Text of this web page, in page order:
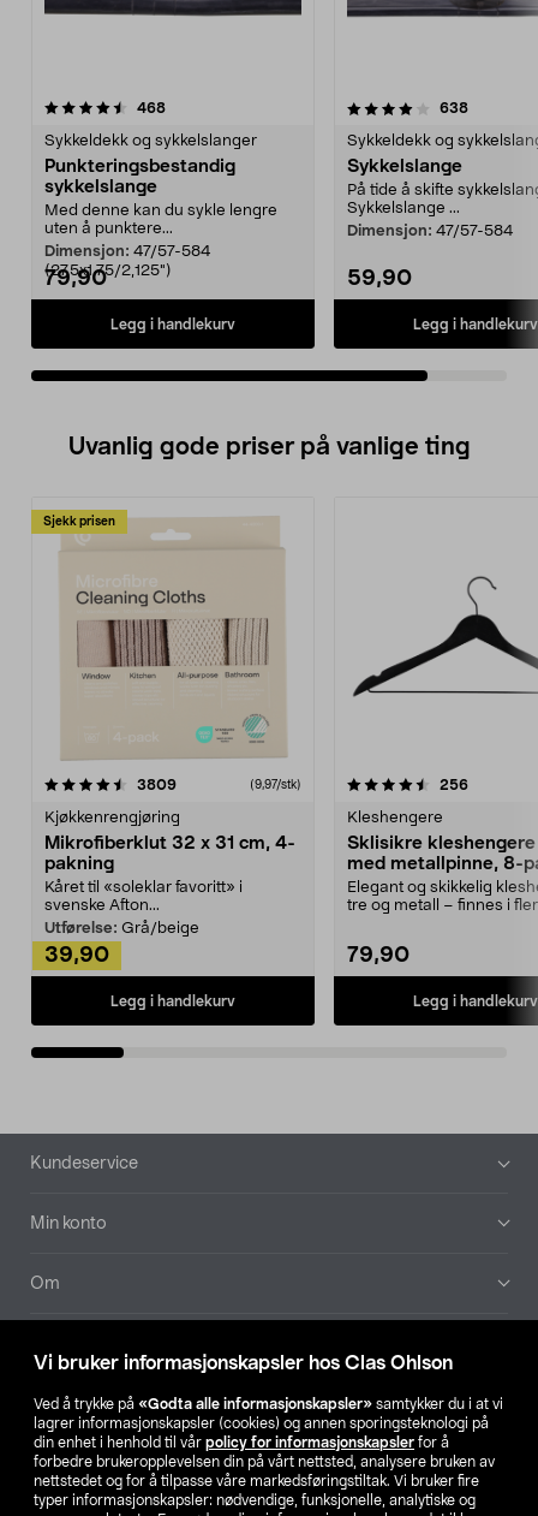
Vi bruker informasjonskapsler hos Clas Ohlson
Ved å trykke på «Godta alle informasjonskapsler» samtykker du i at vi
lagrer informasjonskapsler (cookies) og annen sporingsteknologi på
din enhet i henhold til vår policy for informasjonskapsler for å
forbedre brukeropplevelsen din på vårt nettsted, analysere bruken av
nettstedet og for å tilpasse våre markedsføringstiltak. Vi bruker fire
typer informasjonskapsler: nødvendige, funksjonelle, analytiske og
468anmeldelser
Sykkeldekk og sykkelslanger
Punkteringsbestandig
sykkelslange
Med denne kan du sykle lengre
uten å punktere...
Dimensjon: 47/57-584
(27,5x1,75/2,125")
79,90
Legg i handlekurv
4.0av 5 stjerner 638
Sykkeldekk og
Sykkelslange
På tide å skifte
Sykkelslange ...
Dimensjon: 47/57-584
59,90
Legg i handlekurv
Uvanlig gode priser på vanlige ting
Sjekk prisen
3809anmeldelser(9,97/stk)
Kjøkkenrengjøring
Mikrofiberklut 32 x 31 cm, 4-
pakning
Kåret til «soleklar favoritt» i
svenske Afton...
Utførelse: Grå/beige
39,90
Legg i handlekurv
4.5av 5 stjerner 256
Kleshengere
Sklisikre
med metallpinne, 8-
Elegant og skikkelig
tre og metall – finnes i
79,90
Legg i handlekurv
4.5av 5 stjerner
Bunntekst
Kundeservice
Min konto
Om
Våre selskaper
Finn din butikk